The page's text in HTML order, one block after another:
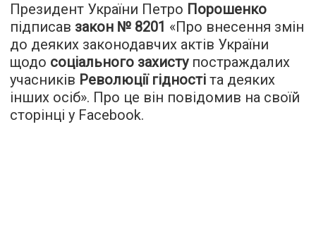
Президент України Петро Порошенко
підписав закон № 8201 «Про внесення змін
до деяких законодавчих актів України
щодо соціального захиступостраждалих
учасників Революції гідності та деяких
інших осіб». Про це він повідомив на своїй
сторінці у Facebook.